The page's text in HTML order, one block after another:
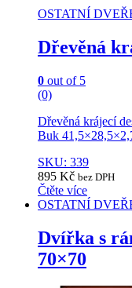
OSTATNÍ
Dřevěná
0 out of 5
(0)
Dřevěná krájecí
Buk
SKU: 339
895 Kč bez DPH
Čtěte více
OSTATNÍ
Dvířka s
70×70